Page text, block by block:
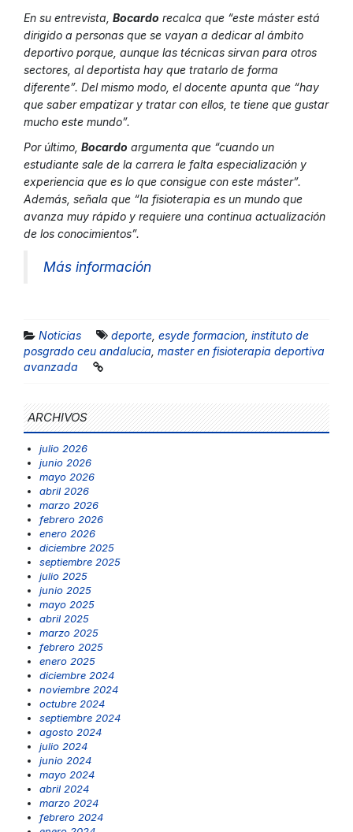
En su entrevista, Bocardo recalca que “este máster está
dirigido a personas que se vayan a dedicar al ámbito
deportivo porque, aunque las técnicas sirvan para otros
sectores, al deportista hay que tratarlo de forma
diferente”. Del mismo modo, el docente apunta que “hay
que saber empatizar y tratar con ellos, te tiene que gustar
mucho este mundo”.
Por último, Bocardo argumenta que “cuando un
estudiante sale de la carrera le falta especialización y
experiencia que es lo que consigue con este máster”.
Además, señala que “la fisioterapia es un mundo que
avanza muy rápido y requiere una continua actualización
de los conocimientos”.
Más información
Noticias deporte esyde formacion instituto de
posgrado ceu andalucia master en fisioterapia deportiva
avanzada
ARCHIVOS
julio 2026
junio 2026
mayo 2026
abril 2026
marzo 2026
febrero 2026
enero 2026
diciembre 2025
septiembre 2025
julio 2025
junio 2025
mayo 2025
abril 2025
marzo 2025
febrero 2025
enero 2025
diciembre 2024
noviembre 2024
octubre 2024
septiembre 2024
agosto 2024
julio 2024
junio 2024
mayo 2024
abril 2024
marzo 2024
febrero 2024